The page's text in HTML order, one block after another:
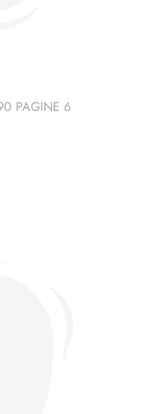
PAGINE 6